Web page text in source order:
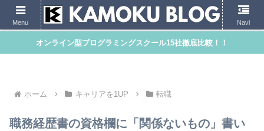
オンライン型プログラミングスクール15社徹底比較！！
ホーム キャリアを1UP 転職
職務経歴書の資格欄に「関係ないもの」書い
Menu Navi